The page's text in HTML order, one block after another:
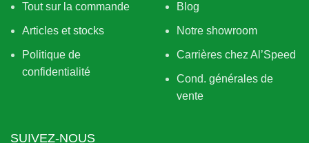
Tout sur la commande
Articles et stocks
Politique de
confidentialité
Blog
Notre showroom
Carrières chez Al’Speed
Cond. générales de
vente
SUIVEZ-NOUS